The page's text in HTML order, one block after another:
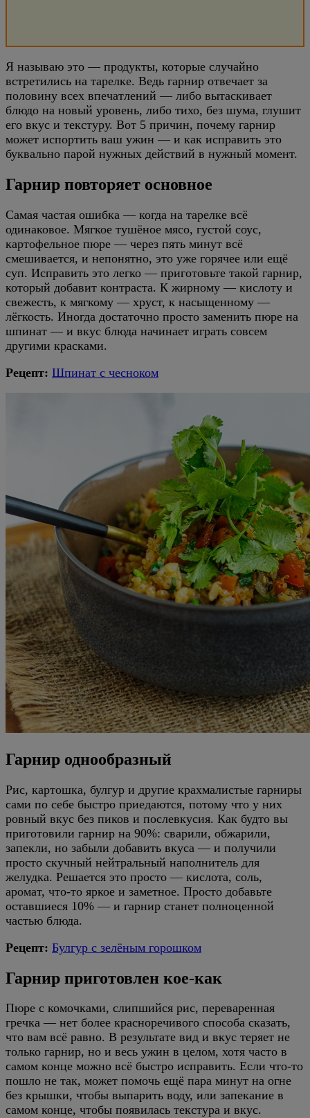
Я называю это — продукты, которые случайно
встретились на тарелке. Ведь гарнир отвечает за
половину всех впечатлений — либо вытаскивает
блюдо на новый уровень, либо тихо, без шума, глушит
его вкус и текстуру. Вот 5 причин, почему гарнир
может испортить ваш ужин — и как исправить это
буквально парой нужных действий в нужный момент.
Гарнир повторяет основное
Самая частая ошибка — когда на тарелке всё
одинаковое. Мягкое тушёное мясо, густой соус,
картофельное пюре — через пять минут всё
смешивается, и непонятно, это уже горячее или ещё
суп. Исправить это легко — приготовьте такой гарнир,
который добавит контраста. К жирному — кислоту и
свежесть, к мягкому — хруст, к насыщенному —
лёгкость. Иногда достаточно просто заменить пюре на
шпинат — и вкус блюда начинает играть совсем
другими красками.
Рецепт: Шпинат с чесноком
Гарнир однообразный
Рис, картошка, булгур и другие крахмалистые гарниры
сами по себе быстро приедаются, потому что у них
ровный вкус без пиков и послевкусия. Как будто вы
приготовили гарнир на 90%: сварили, обжарили,
запекли, но забыли добавить вкуса — и получили
просто скучный нейтральный наполнитель для
желудка. Решается это просто — кислота, соль,
аромат, что-то яркое и заметное. Просто добавьте
оставшиеся 10% — и гарнир станет полноценной
частью блюда.
Рецепт: Булгур с зелёным горошком
Гарнир приготовлен кое-как
Пюре с комочками, слипшийся рис, переваренная
гречка — нет более красноречивого способа сказать,
что вам всё равно. В результате вид и вкус теряет не
только гарнир, но и весь ужин в целом, хотя часто в
самом конце можно всё быстро исправить. Если что-то
пошло не так, может помочь ещё пара минут на огне
без крышки, чтобы выпарить воду, или запекание в
самом конце, чтобы появилась текстура и вкус.